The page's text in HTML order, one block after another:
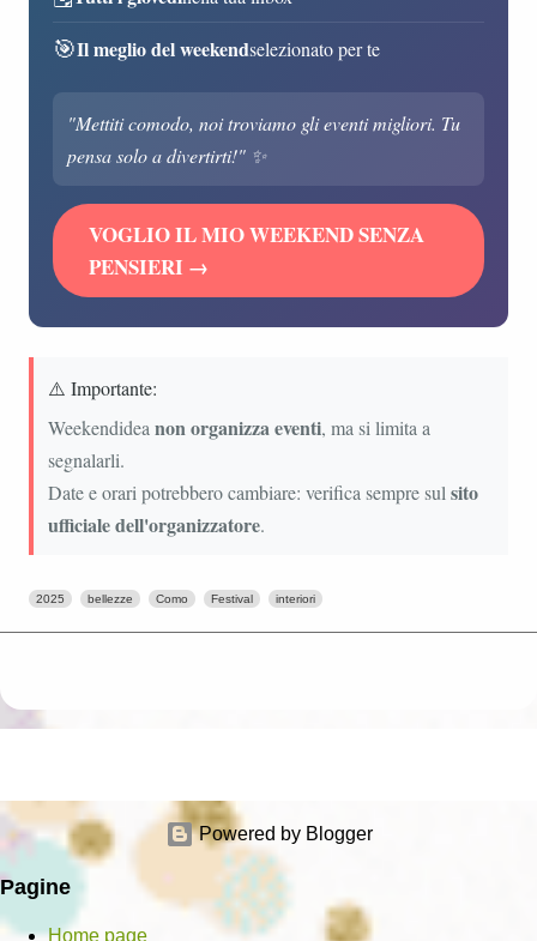
🎯Il meglio del weekendselezionato per te
"Mettiti comodo, noi troviamo gli eventi migliori. Tu
pensa solo a divertirti!" ✨
VOGLIO IL MIO WEEKEND SENZA
PENSIERI →
⚠️ Importante:
Weekendidea non organizza eventi, ma si limita a
segnalarli.
Date e orari potrebbero cambiare: verifica sempre sul sito
ufficiale dell'organizzatore.
2025 bellezze Como Festival interiori
Powered by Blogger
Pagine
Home page